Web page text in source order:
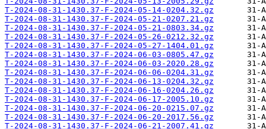
T-2024-08-31-1430.37-F-2024-05-14-0204.32.gz
T-2024-08-31-1430.37-F-2024-05-21-0207.21.gz
T-2024-08-31-1430.37-F-2024-05-21-0803.34.gz
T-2024-08-31-1430.37-F-2024-05-26-0212.32.gz
T-2024-08-31-1430.37-F-2024-05-27-1404.01.gz
T-2024-08-31-1430.37-F-2024-06-03-0805.47.gz
T-2024-08-31-1430.37-F-2024-06-03-2020.28.gz
T-2024-08-31-1430.37-F-2024-06-06-0204.31.gz
T-2024-08-31-1430.37-F-2024-06-13-0204.32.gz
T-2024-08-31-1430.37-F-2024-06-16-0204.26.gz
T-2024-08-31-1430.37-F-2024-06-17-2005.10.gz
T-2024-08-31-1430.37-F-2024-06-20-0215.07.gz
T-2024-08-31-1430.37-F-2024-06-20-2017.56.gz
T-2024-08-31-1430.37-F-2024-06-21-2007.41.gz